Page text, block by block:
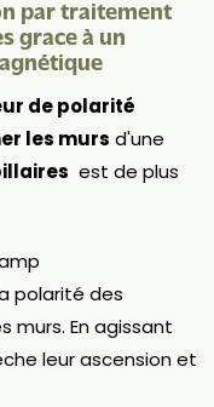
par traitement
grace à un
de polarité
les murs d'une
est de plus
polarité des
murs. En agissant
leur ascension et